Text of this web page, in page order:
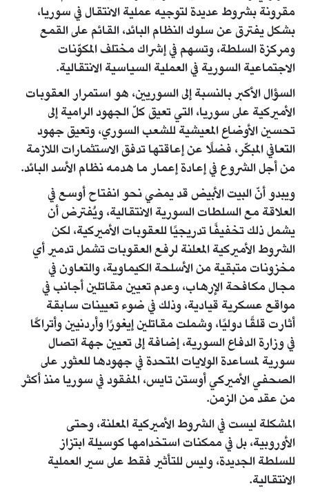
مقرونة بشروط عديدة لتوجيه عملية الانتقال في سوريا،
بشكل يفترق عن سلوك النظام البائد، القائم على القمع
ومركزة السلطة، وتسهم في إشراك مختلف المكوّنات
الاجتماعية السورية في العملية السياسية الانتقالية.
السؤال الأكبر بالنسبة إلى السوريين، هو استمرار العقوبات
الأميركية على سوريا، التي تعيق كلّ الجهود الرامية إلى
تحسين الأوضاع المعيشية للشعب السوري، وتعيق جهود
التعافي المبكّر، فضلًا عن إعاقتها تدفق الاستثمارات اللازمة
من أجل الشروع في إعادة إعمار ما هدمه نظام الأسد البائد.
ويبدو أنّ البيت الأبيض قد يمضي نحو انفتاح أوسع في
العلاقة مع السلطات السورية الانتقالية، ويُفترض أن
يشمل ذلك تخفيفًا تدريجيًا للعقوبات الأميركية، لكن
الشروط الأميركية المعلنة لرفع العقوبات تشمل تدمير أي
مخزونات متبقية من الأسلحة الكيماوية، والتعاون في
مجال مكافحة الإرهاب، وعدم تعيين مقاتلين أجانب في
مواقع عسكرية قيادية، وذلك في ضوء تعيينات سابقة
أثارت قلقًا دوليًا، وشملت مقاتلين إيغورًا وأردنيين وأتراكًا
في وزارة الدفاع السورية، إضافة إلى تعيين جهة اتصال
سورية لمساعدة الولايات المتحدة في جهودها للعثور على
الصحفي الأميركي أوستن تايس، المفقود في سوريا منذ أكثر
من عقد من الزمن.
المشكلة ليست في الشروط الأميركية المعلنة، وحتى
الأوروبية، بل في ممكنات استخدامها كوسيلة ابتزاز
للسلطة الجديدة، وليس للتأثير فقط على سير العملية
الانتقالية.